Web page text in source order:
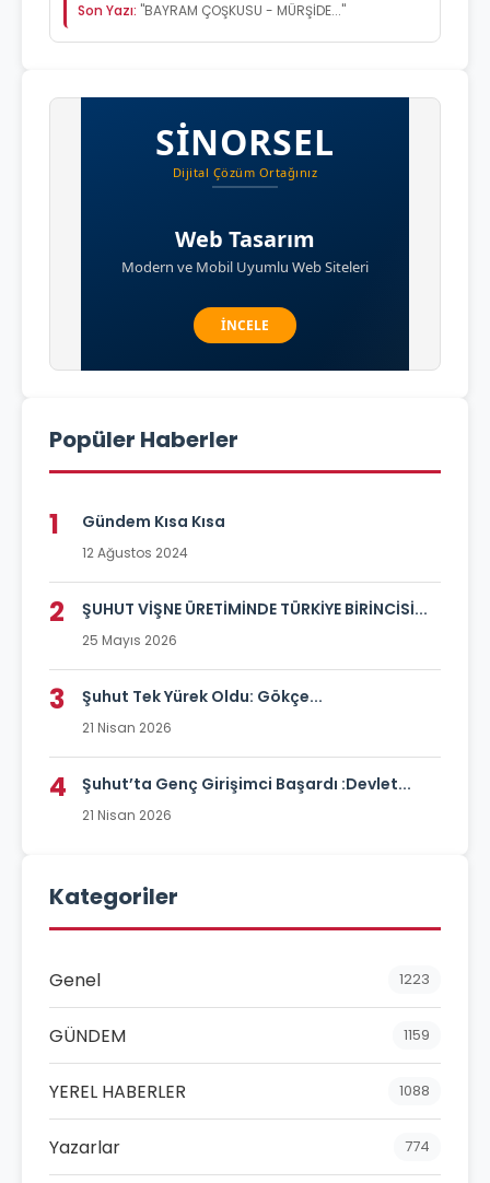
Son Yazı: "BAYRAM ÇOŞKUSU - MÜRŞİDE..."
Popüler Haberler
1 Gündem Kısa Kısa
12 Ağustos 2024
2 ŞUHUT VİŞNE ÜRETİMİNDE TÜRKİYE BİRİNCİSİ...
25 Mayıs 2026
3 Şuhut Tek Yürek Oldu: Gökçe...
21 Nisan 2026
4 Şuhut’ta Genç Girişimci Başardı :Devlet...
21 Nisan 2026
Kategoriler
Genel 1223
GÜNDEM 1159
YEREL HABERLER 1088
Yazarlar 774